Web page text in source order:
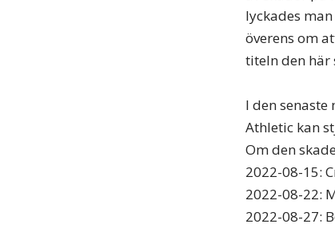
lyckades
överens om
titeln den här
I den
Athletic kan
Om den
2022-08-15:
2022-08-22:
2022-08-27: